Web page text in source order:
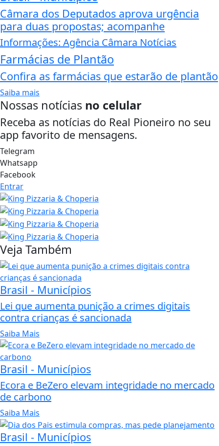
Câmara dos Deputados aprova urgência
para duas propostas; acompanhe
Informações: Agência Câmara Notícias
Farmácias de Plantão
Confira as farmácias que estarão de plantão
Saiba mais
Nossas notícias no celular
Receba as notícias do Real Pioneiro no seu
app favorito de mensagens.
Telegram
Whatsapp
Facebook
Entrar
Veja Também
Brasil - Municípios
Lei que aumenta punição a crimes digitais
contra crianças é sancionada
Saiba Mais
Brasil - Municípios
Ecora e BeZero elevam integridade no mercado
de carbono
Saiba Mais
Brasil - Municípios